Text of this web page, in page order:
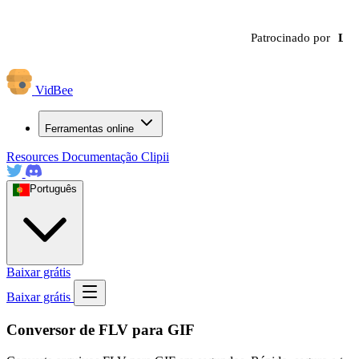
Patrocinado por
VidBee
Ferramentas online
Resources Documentação Clipii
Português
Baixar grátis
Baixar grátis
Conversor de FLV para GIF